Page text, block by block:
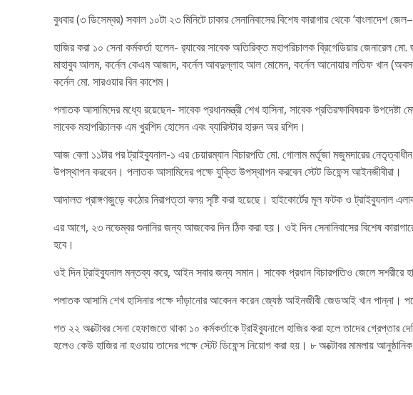
বুধবার (৩ ডিসেম্বর) সকাল ১০টা ২৩ মিনিটে ঢাকার সেনানিবাসের বিশেষ কারাগার থেকে ‘বাংলাদেশ
হাজির করা ১০ সেনা কর্মকর্তা হলেন- র‍্যাবের সাবেক অতিরিক্ত মহাপরিচালক ব্রিগেডিয়ার জেনারেল
মাহাবুব আলম, কর্নেল কেএম আজাদ, কর্নেল আবদুল্লাহ আল মোমেন, কর্নেল আনোয়ার লতিফ খান
কর্নেল মো. সারওয়ার বিন কাশেম।
পলাতক আসামিদের মধ্যে রয়েছেন- সাবেক প্রধানমন্ত্রী শেখ হাসিনা, সাবেক প্রতিরক্ষাবিষয়ক
সাবেক মহাপরিচালক এম খুরশিদ হোসেন এবং ব্যারিস্টার হারুন অর রশিদ।
আজ বেলা ১১টার পর ট্রাইব্যুনাল-১ এর চেয়ারম্যান বিচারপতি মো. গোলাম মর্তূজা মজুমদারের
উপস্থাপন করবেন। পলাতক আসামিদের পক্ষে যুক্তি উপস্থাপন করবেন স্টেট ডিফেন্স আইনজীবীরা।
আদালত প্রাঙ্গণজুড়ে কঠোর নিরাপত্তা বলয় সৃষ্টি করা হয়েছে। হাইকোর্টের মূল ফটক ও ট্রাইব্যুনাল
এর আগে, ২৩ নভেম্বর শুনানির জন্য আজকের দিন ঠিক করা হয়। ওই দিন সেনানিবাসের বিশেষ
হবে।
ওই দিন ট্রাইব্যুনাল মন্তব্য করে, আইন সবার জন্য সমান। সাবেক প্রধান বিচারপতিও জেলে সশরীরে
পলাতক আসামি শেখ হাসিনার পক্ষে দাঁড়ানোর আবেদন করেন জ্যেষ্ঠ আইনজীবী জেডআই খান পান্না।
গত ২২ অক্টোবর সেনা হেফাজতে থাকা ১০ কর্মকর্তাকে ট্রাইব্যুনালে হাজির করা হলে তাদের গ্রেপ্তার
হলেও কেউ হাজির না হওয়ায় তাদের পক্ষে স্টেট ডিফেন্স নিয়োগ করা হয়। ৮ অক্টোবর মামলায়